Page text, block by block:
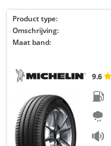
Product type:
Omschrijving:
Maat band:
9.6